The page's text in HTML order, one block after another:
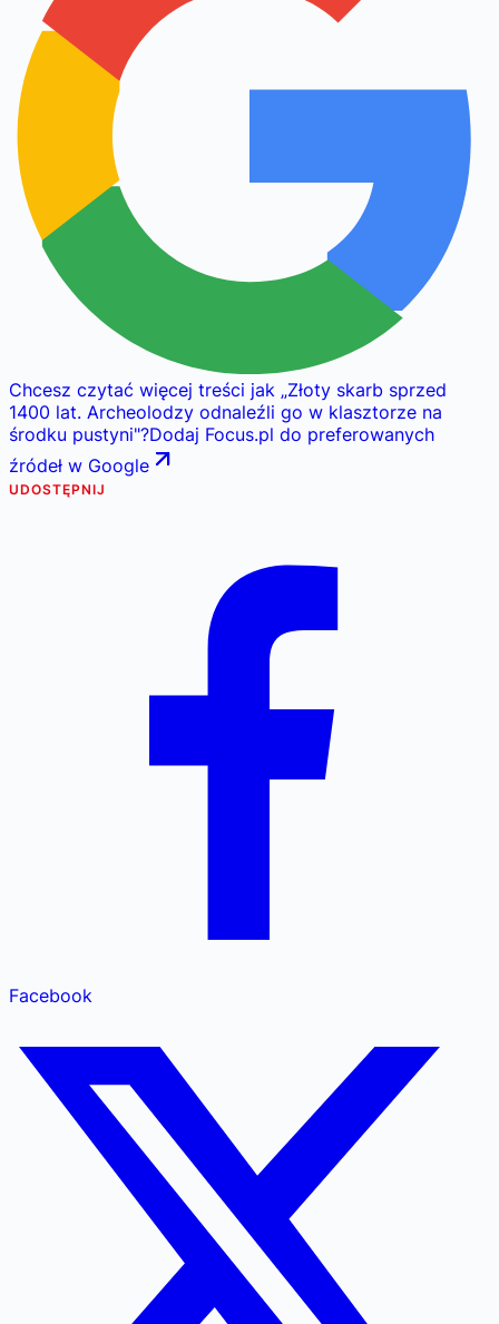
Chcesz czytać więcej treści jak „Złoty skarb sprzed
1400 lat. Archeolodzy odnaleźli go w klasztorze na
środku pustyni"?Dodaj Focus.pl do preferowanych
źródeł w Google
UDOSTĘPNIJ
Facebook